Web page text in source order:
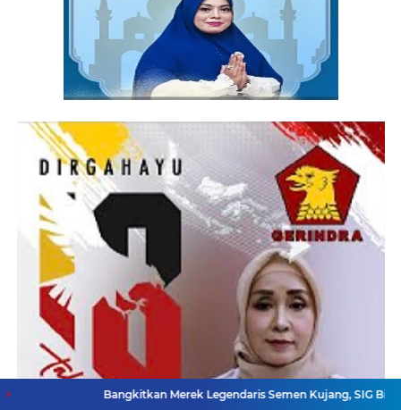
Bangkitkan Merek Legendaris Semen Kujang, SIG Bidik Penguatan